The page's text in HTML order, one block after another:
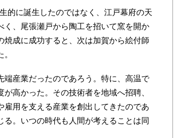
的に誕生したのではなく、江戸幕府の天
、尾張瀬戸から陶工を招いて窯を開か
成に成功すると、次は加賀から絵付師
産業だったのであろう。特に、高温で
高かった。その技術者を地域へ招聘、
用を支える産業を創出してきたのであ
。いつの時代も人間が考えることは同